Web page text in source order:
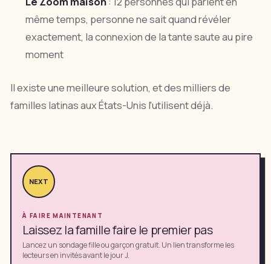
même temps, personne ne sait quand révéler
exactement, la connexion de la tante saute au pire
moment
Il existe une meilleure solution, et des milliers de
familles latinas aux États-Unis l'utilisent déjà.
NEXT
À FAIRE MAINTENANT
Laissez la famille faire le premier pas
Lancez un sondage fille ou garçon gratuit. Un lien transforme les
lecteurs en invités avant le jour J.